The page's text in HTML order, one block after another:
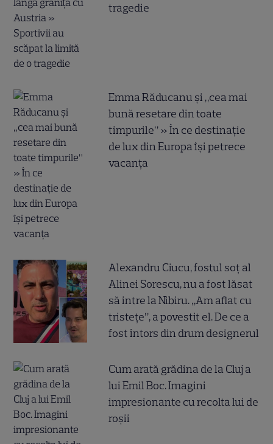
tragedie
Emma Răducanu și „cea mai
bună resetare din toate
timpurile” » În ce destinație
de lux din Europa își petrece
vacanța
Alexandru Ciucu, fostul soț al
Alinei Sorescu, nu a fost lăsat
să intre la Nibiru. „Am aflat cu
tristețe”, a povestit el. De ce a
fost întors din drum designerul
Cum arată grădina de la Cluj a
lui Emil Boc. Imagini
impresionante cu recolta lui de
roșii